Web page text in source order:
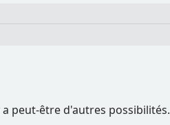
a peut-être d'autres possibilités.